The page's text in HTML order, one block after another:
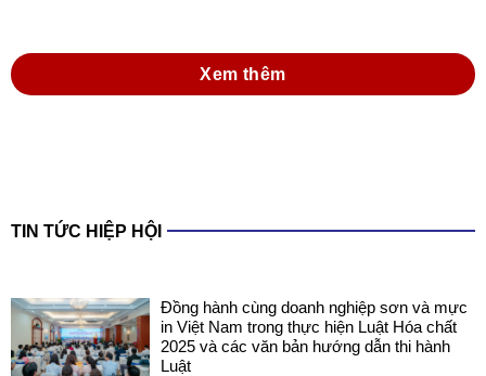
Xem thêm
TIN TỨC HIỆP HỘI
Đồng hành cùng doanh nghiệp sơn và mực
in Việt Nam trong thực hiện Luật Hóa chất
2025 và các văn bản hướng dẫn thi hành
Luật